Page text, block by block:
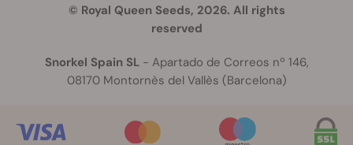
© Royal Queen Seeds, 2026. All rights
reserved
Snorkel Spain SL- Apartado de Correos nº 146,
08170 Montornès del Vallès (Barcelona)